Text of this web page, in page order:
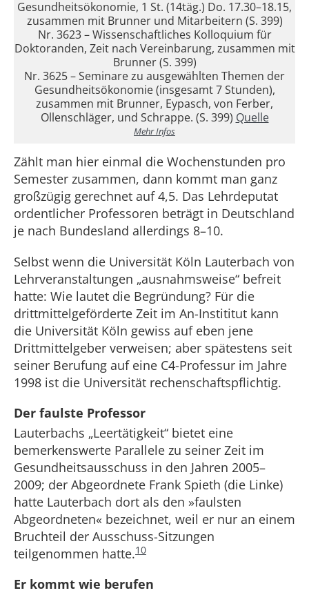
Gesundheitsökonomie, 1 St. (14täg.) Do. 17.30–18.15,
zusammen mit Brunner und Mitarbeitern (S. 399)
Nr. 3623 – Wissenschaftliches Kolloquium für
Doktoranden, Zeit nach Vereinbarung, zusammen mit
Brunner (S. 399)
Nr. 3625 – Seminare zu ausgewählten Themen der
Gesundheitsökonomie (insgesamt 7 Stunden),
zusammen mit Brunner, Eypasch, von Ferber,
Ollenschläger, und Schrappe. (S. 399) Quelle
Mehr Infos
Zählt man hier einmal die Wochenstunden pro
Semester zusammen, dann kommt man ganz
großzügig gerechnet auf 4,5. Das Lehrdeputat
ordentlicher Professoren beträgt in Deutschland
je nach Bundesland allerdings 8–10.
Selbst wenn die Universität Köln Lauterbach von
Lehrveranstaltungen „ausnahmsweise“ befreit
hatte: Wie lautet die Begründung? Für die
drittmittelgeförderte Zeit im An-Instititut kann
die Universität Köln gewiss auf eben jene
Drittmittelgeber verweisen; aber spätestens seit
seiner Berufung auf eine C4-Professur im Jahre
1998 ist die Universität rechenschaftspflichtig.
Der faulste Professor
Lauterbachs „Leertätigkeit“ bietet eine
bemerkenswerte Parallele zu seiner Zeit im
Gesundheitsausschuss in den Jahren 2005–
2009; der Abgeordnete Frank Spieth (die Linke)
hatte Lauterbach dort als den »faulsten
Abgeordneten« bezeichnet, weil er nur an einem
Bruchteil der Ausschuss-Sitzungen
teilgenommen hatte.10
Er kommt wie berufen